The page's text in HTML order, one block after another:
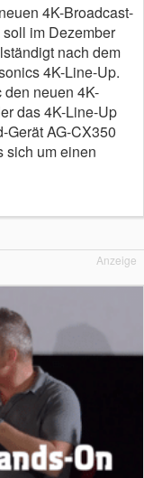
4K-Broadcast-
im Dezember
nach dem
4K-Line-Up.
neuen 4K-
das 4K-Line-Up
Gerät AG-CX350
sich um einen
Anzeige